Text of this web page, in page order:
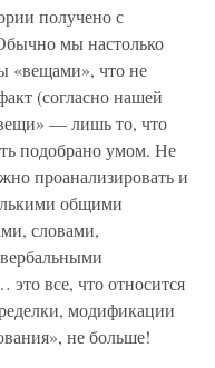
получено с
мы настолько
«вещами», что не
(согласно нашей
— лишь то, что
подобрано умом. Не
проанализировать и
общими
словами,
все, что относится
модификации
не больше!